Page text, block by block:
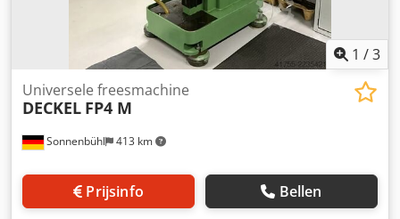
1 /3
Sonnenbühl 413 km
Universele freesmachine
DECKEL FP4 M
Prijsinfo Bellen